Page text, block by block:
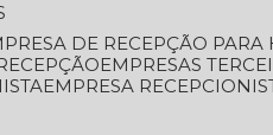
DE RECEPÇÃO PARA
EMPRESAS
EMPRESA